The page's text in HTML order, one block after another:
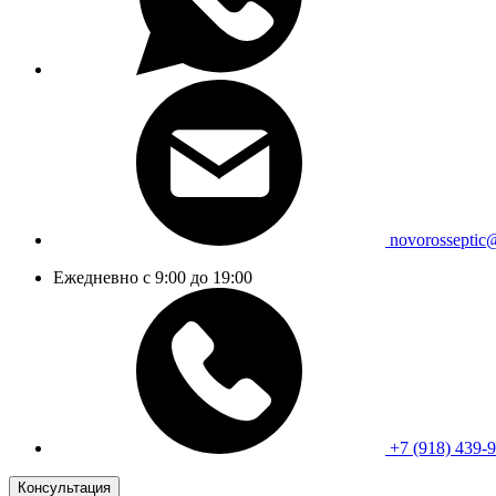
Ежедневно с 9:00 до 19:00
+7 (918) 439-
Консультация